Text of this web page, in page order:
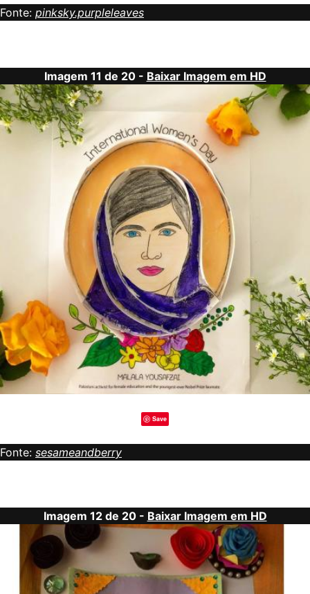
Fonte: pinksky.purpleleaves
Imagem 11 de 20 - Baixar Imagem em HD
Save
Fonte: sesameandberry
Imagem 12 de 20 - Baixar Imagem em HD